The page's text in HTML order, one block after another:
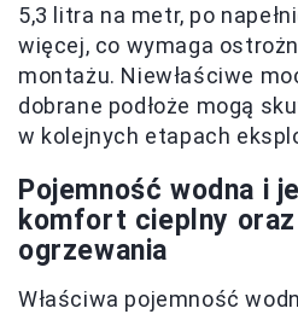
5,3 litra na metr, po
więcej, co wymaga
montażu. Niewłaściwe
dobrane podłoże mogą
w kolejnych etapach
Pojemność wodna i
komfort cieplny
ogrzewania
Właściwa pojemność